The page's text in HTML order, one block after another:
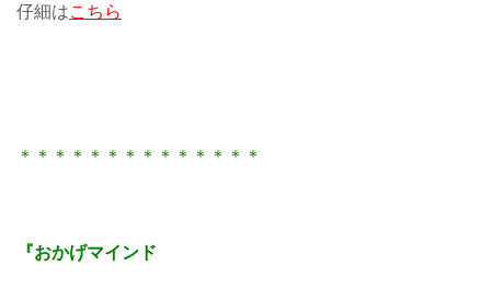
仔細はこちら
＊＊＊＊＊＊＊＊＊＊＊＊＊＊
『おかげマインド